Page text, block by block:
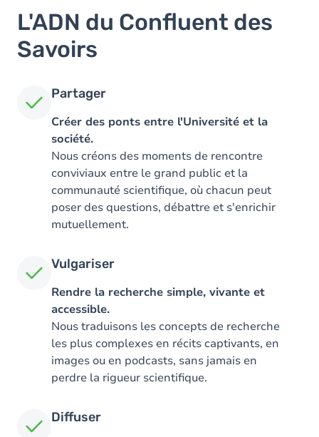
L'ADN du Confluent des
Savoirs
Partager
Créer des ponts entre l'Université et la
société.
Nous créons des moments de rencontre
conviviaux entre le grand public et la
communauté scientifique, où chacun peut
poser des questions, débattre et s'enrichir
mutuellement.
Vulgariser
Rendre la recherche simple, vivante et
accessible.
Nous traduisons les concepts de recherche
les plus complexes en récits captivants, en
images ou en podcasts, sans jamais en
perdre la rigueur scientifique.
Diffuser